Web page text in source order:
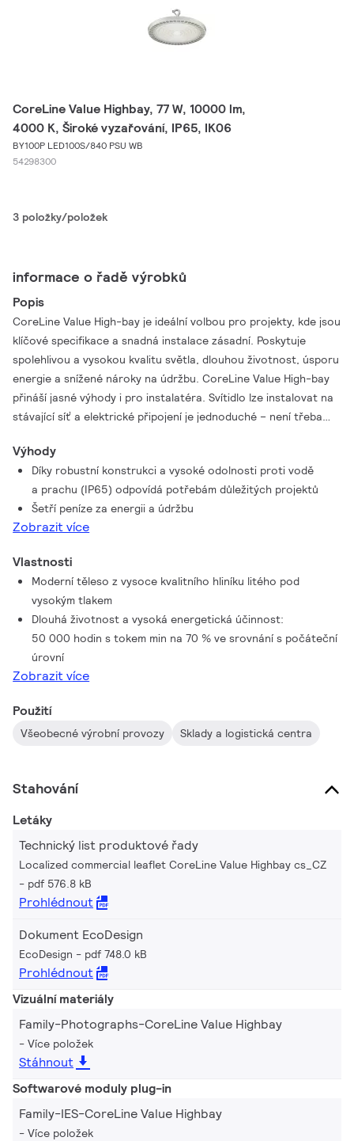
CoreLine Value Highbay, 77 W, 10000 lm,
4000 K, Široké vyzařování, IP65, IK06
BY100P LED100S/840 PSU WB
54298300
3 položky/položek
informace o řadě výrobků
Popis
CoreLine Value High-bay je ideální volbou pro projekty, kde jsou
klíčové specifikace a snadná instalace zásadní. Poskytuje
spolehlivou a vysokou kvalitu světla, dlouhou životnost, úsporu
energie a snížené nároky na údržbu. CoreLine Value High-bay
přináší jasné výhody i pro instalatéra. Svítidlo lze instalovat na
stávající síť a elektrické připojení je jednoduché – není třeba
usnadňuje manipulaci. K dispozici je výběr volitelných doplňků,
včetně reflektorů a držáku, které dále zvyšují flexibilitu
instalace.
Výhody
Díky robustní konstrukci a vysoké odolnosti proti vodě
a prachu (IP65) odpovídá potřebám důležitých projektů
Šetří peníze za energii a údržbu
Zobrazit více
Vlastnosti
Moderní těleso z vysoce kvalitního hliníku litého pod
vysokým tlakem
Dlouhá životnost a vysoká energetická účinnost:
50 000 hodin s tokem min na 70 % ve srovnání s počáteční
úrovní
Zobrazit více
Použití
Všeobecné výrobní provozy Sklady a logistická centra
Stahování
Letáky
Technický list produktové řady
Localized commercial leaflet CoreLine Value Highbay cs_CZ
pdf 576.8 kB
Prohlédnout
Dokument EcoDesign
EcoDesign pdf 748.0 kB
Prohlédnout
Vizuální materiály
Family-Photographs-CoreLine Value Highbay
Více položek
Stáhnout
Softwarové moduly plug-in
Family-IES-CoreLine Value Highbay
Více položek